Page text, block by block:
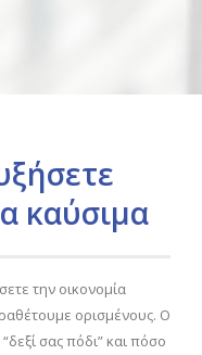
καύσιμα
την οικονομία
ορισμένους. Ο
σας πόδι” και πόσο